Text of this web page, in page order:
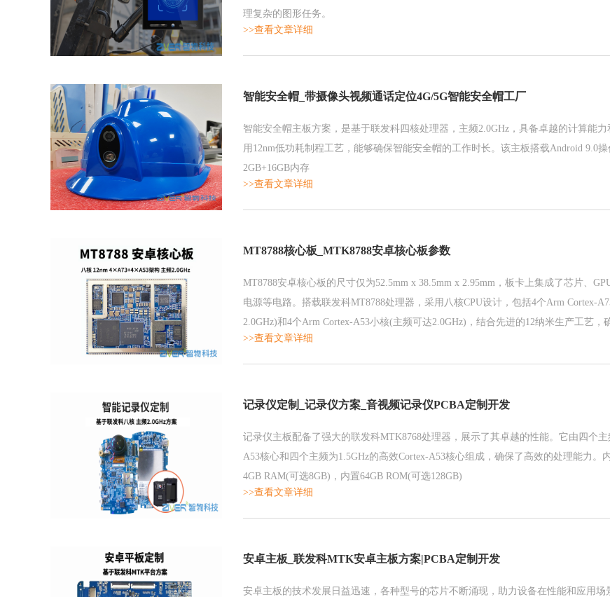
理复杂的图形任务。
>>查看文章详细
智能安全帽_带摄像头视频通话定位4G/5G智能安全帽工厂
智能安全帽主板方案，是基于联发科四核处理器，主频2.0GHz，具备卓越的计算能
用12nm低功耗制程工艺，能够确保智能安全帽的工作时长。该主板搭载Android 9.0
2GB+16GB内存
>>查看文章详细
MT8788核心板_MTK8788安卓核心板参数
MT8788安卓核心板的尺寸仅为52.5mm x 38.5mm x 2.95mm，板卡上集成了芯片、
电源等电路。搭载联发科MT8788处理器，采用八核CPU设计，包括4个Arm Cortex-
2.0GHz)和4个Arm Cortex-A53小核(主频可达2.0GHz)，结合先进的12纳米生产工艺，
>>查看文章详细
记录仪定制_记录仪方案_音视频记录仪PCBA定制开发
记录仪主板配备了强大的联发科MTK8768处理器，展示了其卓越的性能。它由四个主
A53核心和四个主频为1.5GHz的高效Cortex-A53核心组成，确保了高效的处理能力。
4GB RAM(可选8GB)，内置64GB ROM(可选128GB)
>>查看文章详细
安卓主板_联发科MTK安卓主板方案|PCBA定制开发
安卓主板的技术发展日益迅速，各种型号的芯片不断涌现，助力设备在性能和应用场